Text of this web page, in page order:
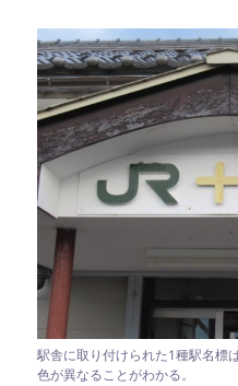
駅舎に取り付けられた1種駅名標
色が異なることがわかる。